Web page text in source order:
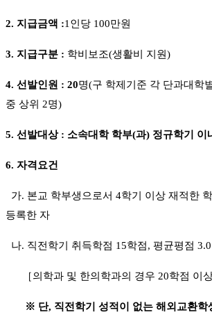
2. 지급금액 :1 인당 100만원
3. 지급구분 : 학비보조(생활비 지원)
4. 선발인원 : 20명(구 학제기준 각 단과대학
중 상위 2명)
5. 선발대상 : 소속대학 학부(과) 정규학기 이
6. 자격요건
가. 본교 학부생으로서 4학기 이상 재적한
등록한 자
나. 직전학기 취득학점 15학점, 평균평점 3.0
［의학과 및 한의학과의 경우 20학점 이
※ 단, 직전학기 성적이 없는 해외교환학